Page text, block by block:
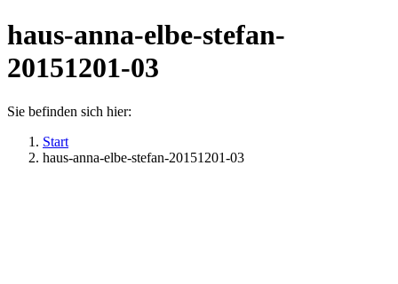
haus-anna-elbe-stefan-
20151201-03
Sie befinden sich hier:
Start
haus-anna-elbe-stefan-20151201-03